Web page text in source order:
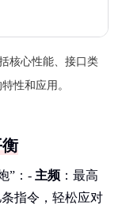
核心性能、接口类
性和应用。
”：- 主频 ：最高
指令，轻松应对